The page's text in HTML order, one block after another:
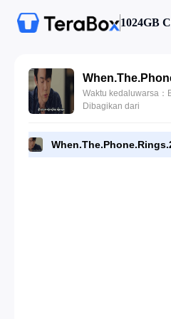
1024GB
Waktu kedaluwarsa：
Dibagikan dari